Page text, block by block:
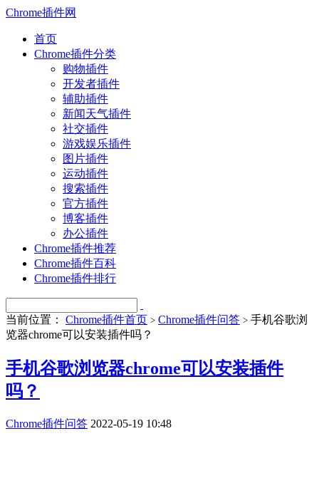
Chrome插件网
首页
Chrome插件分类
购物插件
开发者插件
辅助插件
新闻天气插件
社交插件
游戏娱乐插件
图片插件
运动插件
搜索插件
官方插件
博客插件
办公插件
Chrome插件推荐
Chrome插件百科
Chrome插件排行
当前位置： Chrome插件首页 > Chrome插件问答 > 手机谷歌浏
览器chrome可以安装插件吗？
手机谷歌浏览器chrome可以安装插件
吗？
Chrome插件问答 2022-05-19 10:48